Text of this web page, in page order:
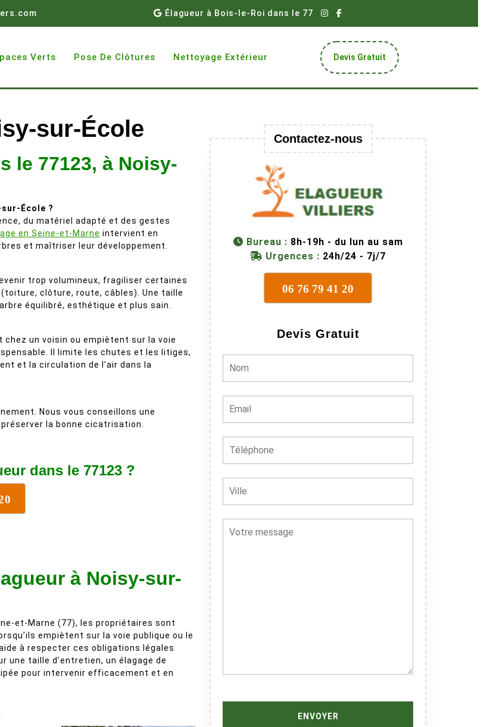
Élagueur à Bois-le-Roi dans le 77
Verts Pose De Clôtures Nettoyage Extérieur Devis Gratuit Get
A
sur-École
le 77123, à Noisy-
sur-École ?
du matériel adapté et des gestes
en Seine-et-Marne intervient en
et maîtriser leur développement.
trop volumineux, fragiliser certaines
clôture, route, câbles). Une taille
équilibré, esthétique et plus sain.
chez un voisin ou empiètent sur la voie
Il limite les chutes et les litiges,
et la circulation de l’air dans la
Nous vous conseillons une
la bonne cicatrisation.
dans le 77123 ?
à Noisy-sur-
et-Marne (77), les propriétaires sont
empiètent sur la voie publique ou le
à respecter ces obligations légales
une taille d’entretien, un élagage de
pour intervenir efficacement et en
Contactez-nous
Bureau : 8h-19h - du lun au sam
Urgences : 24h/24 - 7j/7
06 76 79 41 20
Devis Gratuit